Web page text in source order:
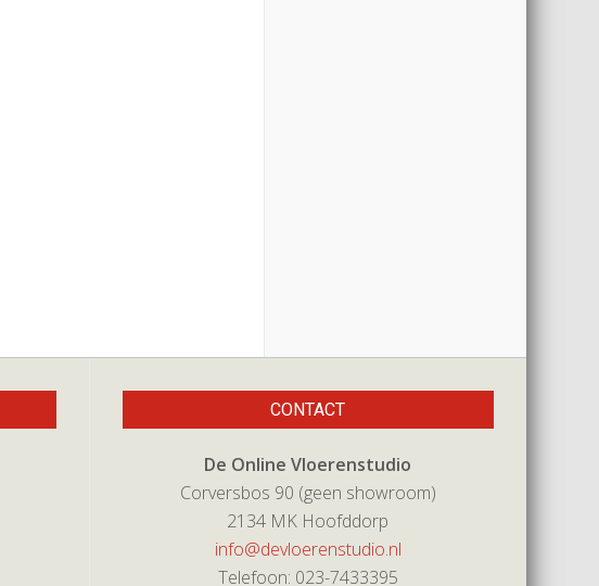
CONTACT
De Online Vloerenstudio
Corversbos 90 (geen showroom)
2134 MK Hoofddorp
info@devloerenstudio.nl
Telefoon: 023-7433395